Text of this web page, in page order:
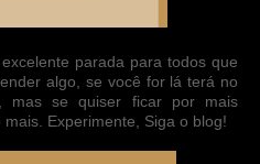
parada para todos que
algo, se você for lá terá no
mas se quiser ficar por mais
Experimente, Siga o blog!